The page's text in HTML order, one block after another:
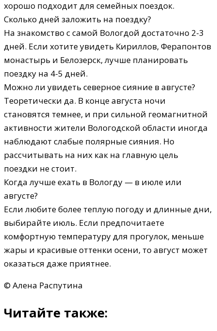
хорошо подходит для семейных поездок.
Сколько дней заложить на поездку?
На знакомство с самой Вологдой достаточно 2-3
дней. Если хотите увидеть Кириллов, Ферапонтов
монастырь и Белозерск, лучше планировать
поездку на 4-5 дней.
Можно ли увидеть северное сияние в августе?
Теоретически да. В конце августа ночи
становятся темнее, и при сильной геомагнитной
активности жители Вологодской области иногда
наблюдают слабые полярные сияния. Но
рассчитывать на них как на главную цель
поездки не стоит.
Когда лучше ехать в Вологду — в июле или
августе?
Если любите более теплую погоду и длинные дни,
выбирайте июль. Если предпочитаете
комфортную температуру для прогулок, меньше
жары и красивые оттенки осени, то август может
оказаться даже приятнее.
© Алена Распутина
Читайте также: